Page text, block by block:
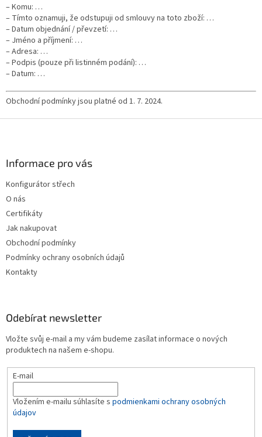
– Komu: …
– Tímto oznamuji, že odstupuji od smlouvy na toto zboží: …
– Datum objednání / převzetí: …
– Jméno a příjmení: …
– Adresa: …
– Podpis (pouze při listinném podání): …
– Datum: …
Obchodní podmínky jsou platné od 1. 7. 2024.
Informace pro vás
Konfigurátor střech
O nás
Certifikáty
Jak nakupovat
Obchodní podmínky
Podmínky ochrany osobních údajů
Kontakty
Odebírat newsletter
Vložte svůj e-mail a my vám budeme zasílat informace o nových
produktech na našem e-shopu.
E-mail
Vložením e-mailu súhlasíte s podmienkami ochrany osobných
údajov